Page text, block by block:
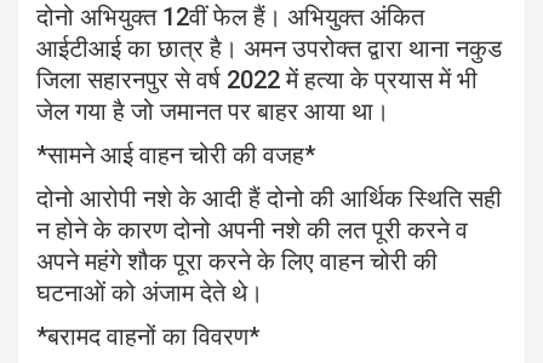
दोनो अभियुक्त 12वीं फेल हैं। अभियुक्त अंकित
आईटीआई का छात्र है। अमन उपरोक्त द्वारा थाना नकुड
जिला सहारनपुर से वर्ष 2022 में हत्या के प्रयास में भी
जेल गया है जो जमानत पर बाहर आया था।
*सामने आई वाहन चोरी की वजह*
दोनो आरोपी नशे के आदी हैं दोनो की आर्थिक स्थिति सही
न होने के कारण दोनो अपनी नशे की लत पूरी करने व
अपने महंगे शौक पूरा करने के लिए वाहन चोरी की
घटनाओं को अंजाम देते थे।
*बरामद वाहनों का विवरण*